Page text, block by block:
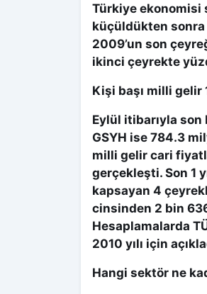
Türkiye ekonomisi
küçüldükten sonra
2009’un son
ikinci çeyrekte
Kişi başı milli gelir
Eylül itibarıyla son
GSYH ise 784.3
milli gelir cari
gerçekleşti. Son 1
kapsayan 4
cinsinden 2 bin
Hesaplamalarda
2010 yılı için
Hangi sektör ne